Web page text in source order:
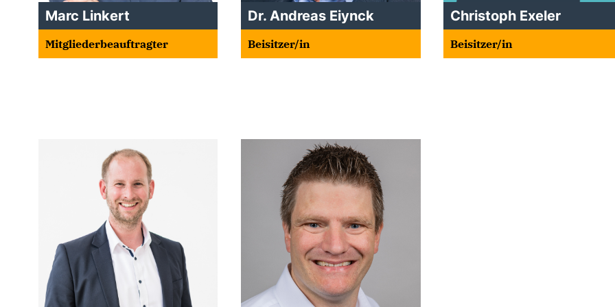
Marc Linkert
Mitgliederbeauftragter
Dr. Andreas Eiynck
Beisitzer/in
Christoph Exeler
Beisitzer/in